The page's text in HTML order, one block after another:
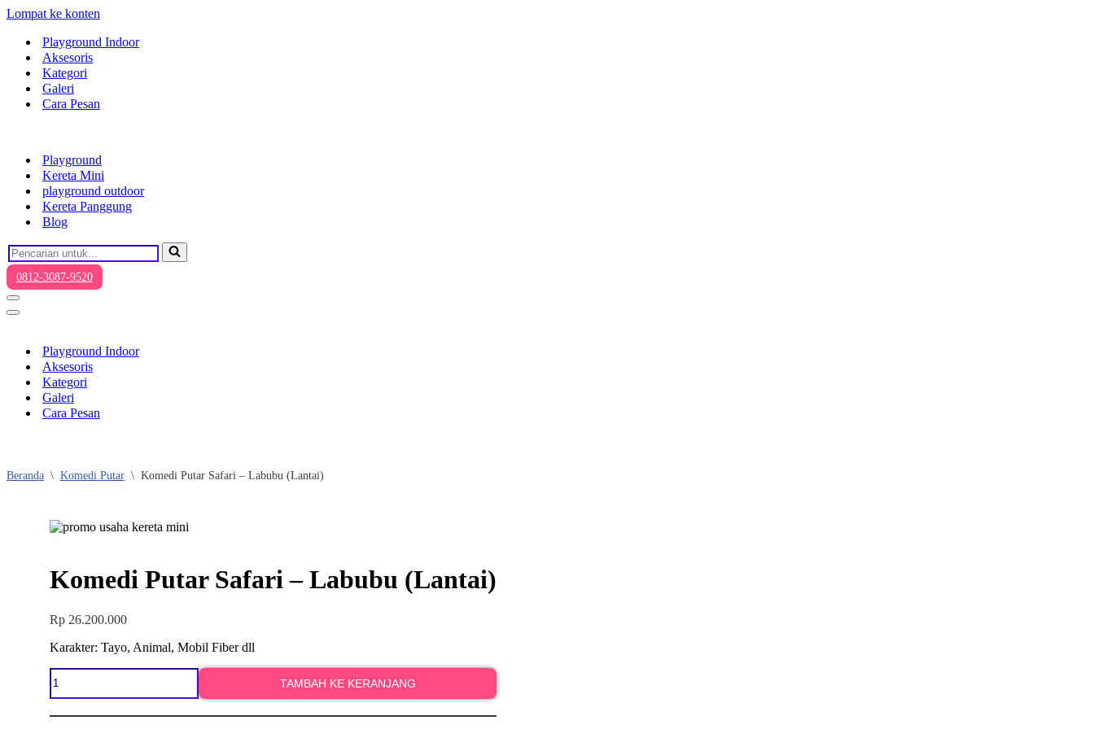
Lompat ke konten
Playground Indoor
Aksesoris
Kategori
Galeri
Cara Pesan
Playground
Kereta Mini
playground outdoor
Kereta Panggung
Blog
Pencarian
untuk...
0812-3087-9520
Menu
Navigasi
Menu
Playground Indoor
Aksesoris
Kategori
Galeri
Cara Pesan
Beranda \ Komedi Putar \ Komedi Putar Safari – Labubu (Lantai)
Komedi Putar Safari – Labubu (Lantai)
Rp 26.200.000
Karakter: Tayo, Animal, Mobil Fiber dll
Kuantitas
Komedi
Putar
Safari
TAMBAH KE KERANJANG